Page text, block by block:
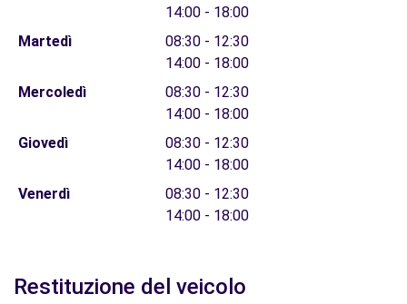
14:00 - 18:00
Martedì
08:30 - 12:30
14:00 - 18:00
Mercoledì
08:30 - 12:30
14:00 - 18:00
Giovedì
08:30 - 12:30
14:00 - 18:00
Venerdì
08:30 - 12:30
14:00 - 18:00
Restituzione del veicolo